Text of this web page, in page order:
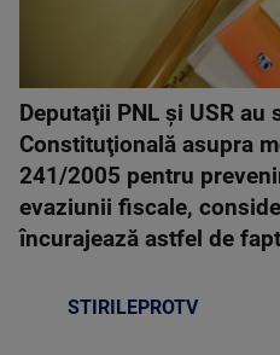
Deputaţii PNL şi USR au
Constituţională asupra
241/2005 pentru
evaziunii fiscale,
încurajează astfel de
STIRILEPROTV